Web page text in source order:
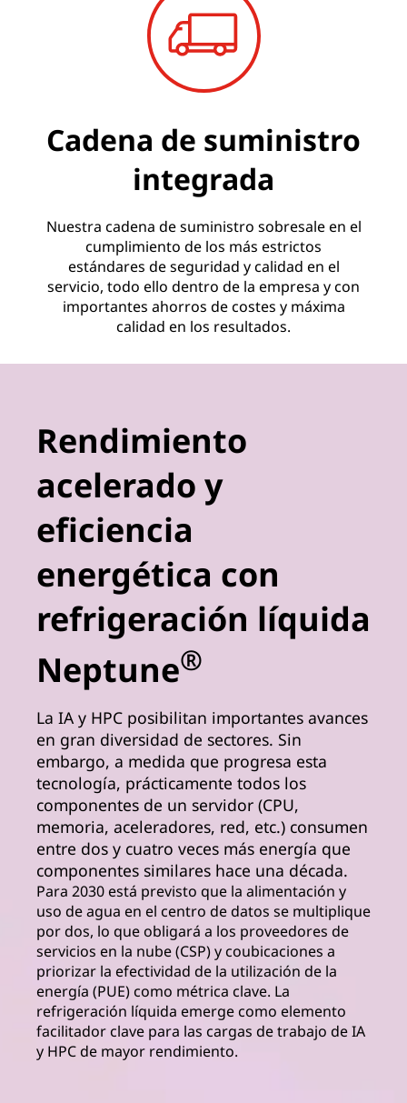
Cadena de suministro
integrada
Nuestra cadena de suministro sobresale en el
cumplimiento de los más estrictos
estándares de seguridad y calidad en el
servicio, todo ello dentro de la empresa y con
importantes ahorros de costes y máxima
calidad en los resultados.
Rendimiento
acelerado y
eficiencia
energética con
refrigeración líquida
Neptune®
La IA y HPC posibilitan importantes avances
en gran diversidad de sectores. Sin
embargo, a medida que progresa esta
tecnología, prácticamente todos los
componentes de un servidor (CPU,
memoria, aceleradores, red, etc.) consumen
entre dos y cuatro veces más energía que
componentes similares hace una década.
Para 2030 está previsto que la alimentación y
uso de agua en el centro de datos se multiplique
por dos, lo que obligará a los proveedores de
servicios en la nube (CSP) y coubicaciones a
priorizar la efectividad de la utilización de la
energía (PUE) como métrica clave. La
refrigeración líquida emerge como elemento
facilitador clave para las cargas de trabajo de IA
y HPC de mayor rendimiento.